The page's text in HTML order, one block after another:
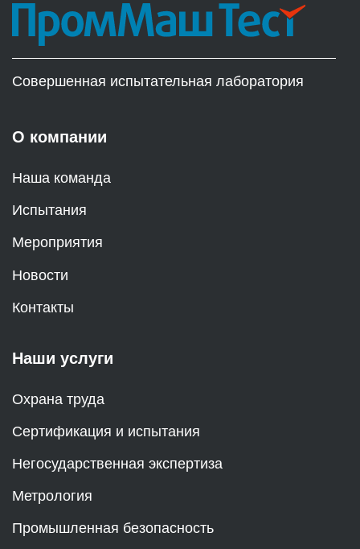
Совершенная испытательная лаборатория
О компании
Наша команда
Испытания
Мероприятия
Новости
Контакты
Наши услуги
Охрана труда
Сертификация и испытания
Негосударственная экспертиза
Метрология
Промышленная безопасность